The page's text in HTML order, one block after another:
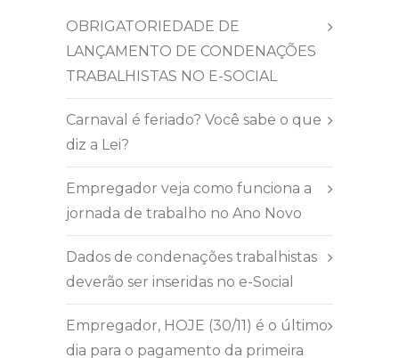
OBRIGATORIEDADE DE
LANÇAMENTO DE CONDENAÇÕES
TRABALHISTAS NO E-SOCIAL
Carnaval é feriado? Você sabe o que
diz a Lei?
Empregador veja como funciona a
jornada de trabalho no Ano Novo
Dados de condenações trabalhistas
deverão ser inseridas no e-Social
Empregador, HOJE (30/11) é o último
dia para o pagamento da primeira